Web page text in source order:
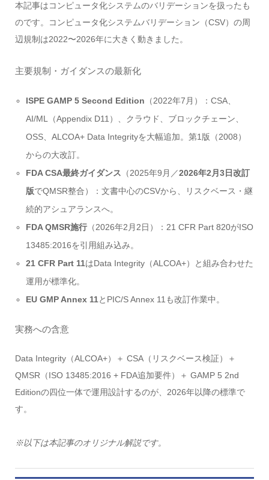
本記事はコンピュータ化システムのバリデーションを扱ったも
のです。コンピュータ化システムバリデーション（CSV）の周
辺規制は2022〜2026年に大きく動きました。
主要規制・ガイダンスの最新化
ISPE GAMP 5 Second Edition （2022年7月）：CSA、
AI/ML（Appendix D11）、クラウド、ブロックチェーン、
OSS、ALCOA+ Data Integrityを大幅追加。第1版（2008）
からの大改訂。
FDA CSA最終ガイダンス （2025年9月／2026年2月3日改訂
版でQMSR整合）：文書中心のCSVから、リスクベース・継
続的アシュアランスへ。
FDA QMSR施行 （2026年2月2日）：21 CFR Part 820がISO
13485:2016を引用組み込み。
21 CFR Part 11はData Integrity（ALCOA+）と組み合わせた
運用が標準化。
EU GMP Annex 11とPIC/S Annex 11も改訂作業中。
実務への含意
Data Integrity（ALCOA+）＋ CSA（リスクベース検証）＋
QMSR（ISO 13485:2016 + FDA追加要件）＋ GAMP 5 2nd
Editionの四位一体で運用設計するのが、2026年以降の標準で
す。
※以下は本記事のオリジナル解説です。